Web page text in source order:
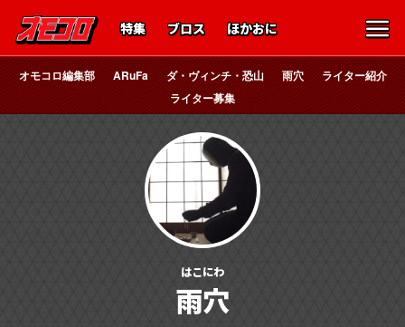
特集 ブロス ほかおに
オモコロ編集部 ARuFa ダ・ヴィンチ・恐山 雨穴
ライター紹介
ライター募集
はこにわ
雨穴